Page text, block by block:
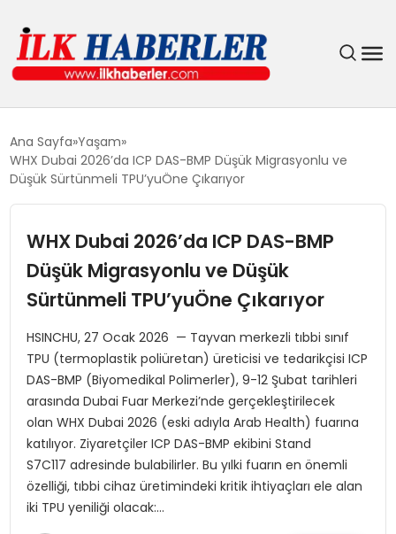
EĞITIM
GÜNDEM
SIYASET
SPOR
TEKNOLOJI
YAŞAM
Ana Sayfa Yaşam
WHX Dubai 2026’da ICP DAS-BMP Düşük Migrasyonlu ve
Düşük Sürtünmeli TPU’yuÖne Çıkarıyor
WHX Dubai 2026’da ICP DAS-BMP
Düşük Migrasyonlu ve Düşük
Sürtünmeli TPU’yuÖne Çıkarıyor
HSINCHU, 27 Ocak 2026 — Tayvan merkezli tıbbi sınıf
TPU (termoplastik poliüretan) üreticisi ve tedarikçisi ICP
DAS-BMP (Biyomedikal Polimerler), 9-12 Şubat tarihleri
arasında Dubai Fuar Merkezi’nde gerçekleştirilecek
olan WHX Dubai 2026 (eski adıyla Arab Health) fuarına
katılıyor. Ziyaretçiler ICP DAS-BMP ekibini Stand
S7C117 adresinde bulabilirler. Bu yılki fuarın en önemli
özelliği, tıbbi cihaz üretimindeki kritik ihtiyaçları ele alan
iki TPU yeniliği olacak:…